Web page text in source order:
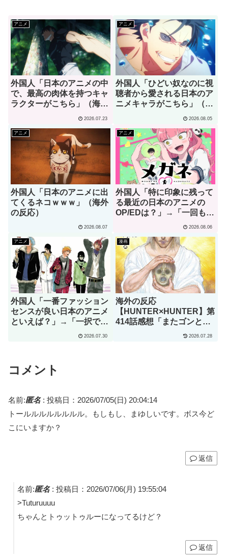
アニメ
外国人「日本のアニメの中
で、最高の肉体を持つキャ
ラクターがこちら」（海外
2026.07.23
アニメ
外国人「ひどい奴なのに視
聴者から愛される日本のア
ニメキャラがこちら」（海
2026.08.05
アニメ
外国人「日本のアニメに出
てくるネコｗｗｗ」（海外
の反応）
2026.08.07
アニメ
外国人「特に印象に残って
る最近の日本のアニメの
OP/EDは？」→「一回も飛
2026.08.06
アニメ
外国人「一番ファッション
センスが良い日本のアニメ
といえば？」→「一択でし
2026.07.30
漫画
海外の反応
【HUNTER×HUNTER】第
414話感想「またゴンとキ
ルアを見られるなんて･･･
2026.07.28
コメント
名前:匿名: 投稿日：2026/07/05(日) 20:04:14
トールルルルルルルル。もしもし、まゆしいです。ボス今ど
こにいますか？
返信
名前:匿名: 投稿日：2026/07/06(月) 19:55:04
>Tuturuuuu
ちゃんとトゥットゥルーになってるけど？
返信